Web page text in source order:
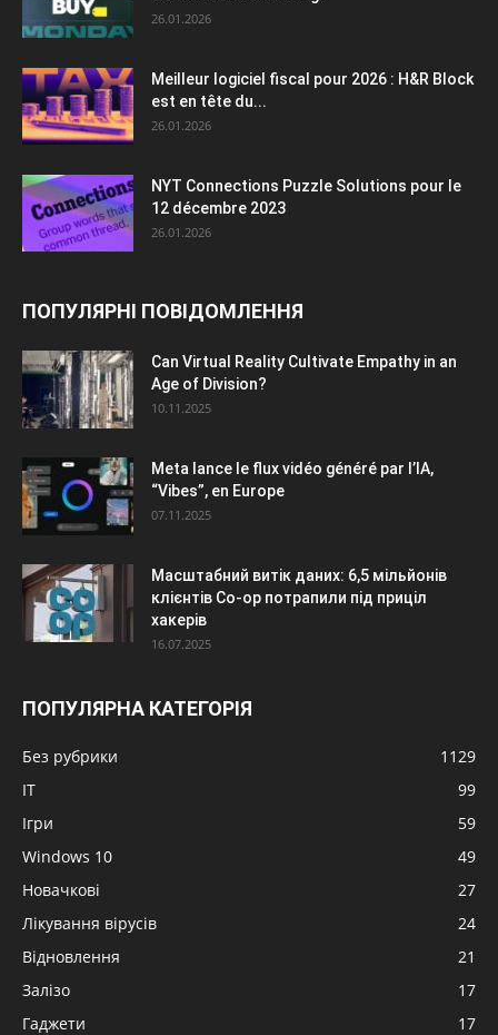
26.01.2026
Meilleur logiciel fiscal pour 2026 : H&R Block
est en tête du...
26.01.2026
NYT Connections Puzzle Solutions pour le
12 décembre 2023
26.01.2026
ПОПУЛЯРНІ ПОВІДОМЛЕННЯ
Can Virtual Reality Cultivate Empathy in an
Age of Division?
10.11.2025
Meta lance le flux vidéo généré par l’IA,
“Vibes”, en Europe
07.11.2025
Масштабний витік даних: 6,5 мільйонів
клієнтів Co-op потрапили під приціл
хакерів
16.07.2025
ПОПУЛЯРНА КАТЕГОРІЯ
Без рубрики
1129
IT
99
Ігри
59
Windows 10
49
Новачкові
27
Лікування вірусів
24
Відновлення
21
Залізо
17
Гаджети
17